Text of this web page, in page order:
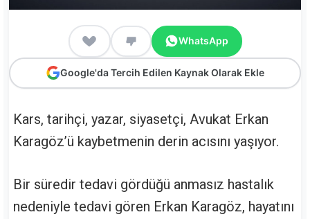
WhatsApp
Google'da Tercih Edilen Kaynak Olarak Ekle
Kars, tarihçi, yazar, siyasetçi, Avukat Erkan
Karagöz’ü kaybetmenin derin acısını yaşıyor.
Bir süredir tedavi gördüğü anmasız hastalık
nedeniyle tedavi gören Erkan Karagöz, hayatını